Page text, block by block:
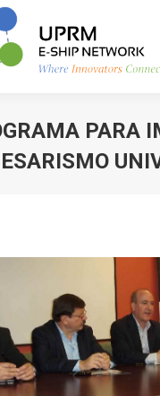
PARA